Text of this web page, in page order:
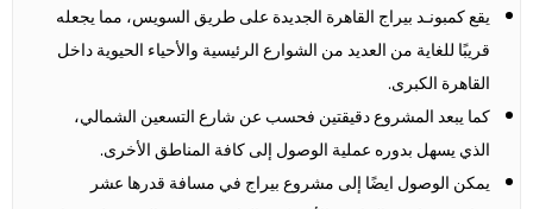
يقع كمبونـد بيراج القاهرة الجديدة على طريق السويس، مما يجعله
قريبًا للغاية من العديد من الشوارع الرئيسية والأحياء الحيوية داخل
القاهرة الكبرى.
كما يبعد المشروع دقيقتين فحسب عن شارع التسعين الشمالي،
الذي يسهل بدوره عملية الوصول إلى كافة المناطق الأخرى.
يمكن الوصول ايضًا إلى مشروع بيراج في مسافة قدرها عشر